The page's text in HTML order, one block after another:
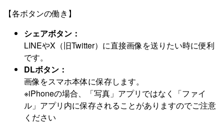
【各ボタンの働き】
シェアボタン：
LINEやX（旧Twitter）に直接画像を送りたい時に便利
です。
DLボタン：
画像をスマホ本体に保存します。
※iPhoneの場合、「写真」アプリではなく「ファイ
ル」アプリ内に保存されることがありますのでご注意
ください